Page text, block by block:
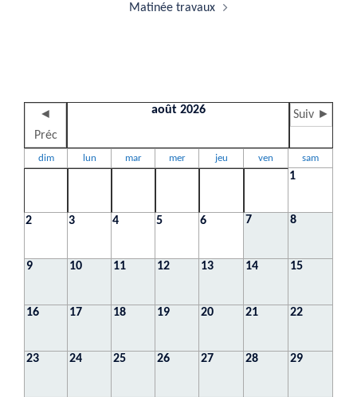
Matinée travaux
◄
Préc
août 2026 Suiv ►
dim lun mar mer jeu ven sam
1
2 3 4 5 6 7 8
9 10 11 12 13 14 15
16 17 18 19 20 21 22
23 24 25 26 27 28 29